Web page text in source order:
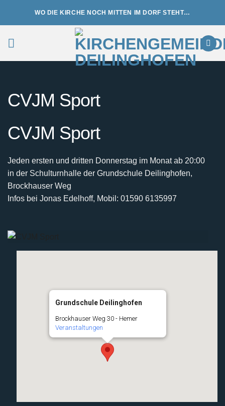
WO DIE KIRCHE NOCH MITTEN IM DORF STEHT…
CVJM Sport
CVJM Sport
Jeden ersten und dritten Donnerstag im Monat ab 20:00
in der Schulturnhalle der Grundschule Deilinghofen,
Brockhauser Weg
Infos bei Jonas Edelhoff, Mobil: 01590 6135997
Grundschule Deilinghofen
Brockhauser Weg 30 - Hemer
Veranstaltungen